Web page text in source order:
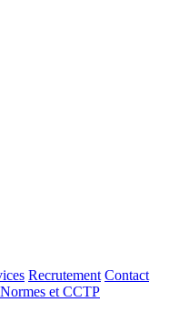
Recrutement Contact
Normes et CCTP